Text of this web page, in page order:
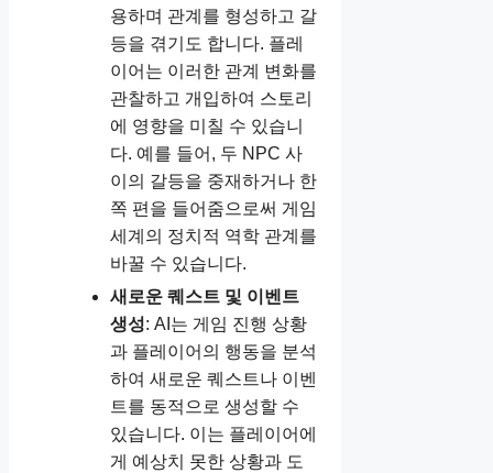
용하며 관계를 형성하고 갈
등을 겪기도 합니다. 플레
이어는 이러한 관계 변화를
관찰하고 개입하여 스토리
에 영향을 미칠 수 있습니
다. 예를 들어, 두 NPC 사
이의 갈등을 중재하거나 한
쪽 편을 들어줌으로써 게임
세계의 정치적 역학 관계를
바꿀 수 있습니다.
새로운 퀘스트 및 이벤트
생성: AI는 게임 진행 상황
과 플레이어의 행동을 분석
하여 새로운 퀘스트나 이벤
트를 동적으로 생성할 수
있습니다. 이는 플레이어에
게 예상치 못한 상황과 도